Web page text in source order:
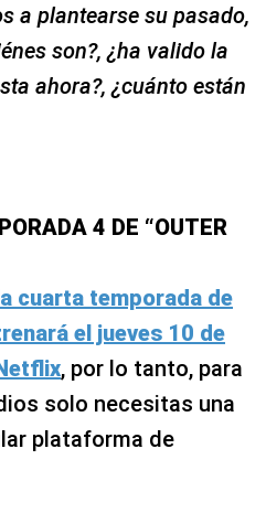
a plantearse su pasado,
son?, ¿ha valido la
ahora?, ¿cuánto están
4 DE “OUTER
cuarta temporada de
el jueves 10 de
, por lo tanto, para
solo necesitas una
plataforma de